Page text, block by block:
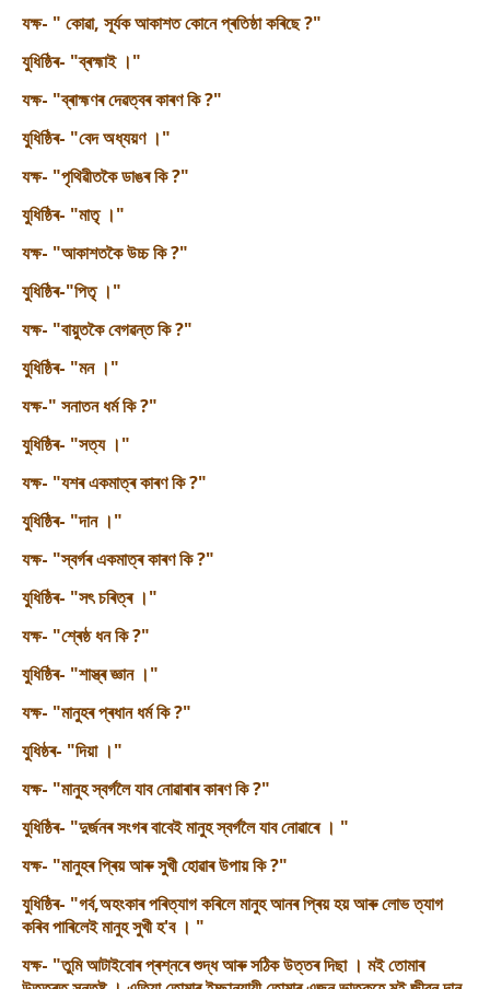
যক্ষ- " কোৱা, সূৰ্যক আকাশত কোনে প্ৰতিষ্ঠা কৰিছে ?"
যুধিষ্ঠিৰ- "ব্ৰহ্মাই ।"
যক্ষ- "ব্ৰাহ্মণৰ দেৱত্বৰ কাৰণ কি ?"
যুধিষ্ঠিৰ- "বেদ অধ্যয়ণ ।"
যক্ষ- "পৃথিৱীতকৈ ডাঙৰ কি ?"
যুধিষ্ঠিৰ- "মাতৃ ।"
যক্ষ- "আকাশতকৈ উচ্চ কি ?"
যুধিষ্ঠিৰ-"পিতৃ ।"
যক্ষ- "বায়ুতকৈ বেগৱন্ত কি ?"
যুধিষ্ঠিৰ- "মন ।"
যক্ষ-" সনাতন ধৰ্ম কি ?"
যুধিষ্ঠিৰ- "সত্য ।"
যক্ষ- "যশৰ একমাত্ৰ কাৰণ কি ?"
যুধিষ্ঠিৰ- "দান ।"
যক্ষ- "স্বৰ্গৰ একমাত্ৰ কাৰণ কি ?"
যুধিষ্ঠিৰ- "সৎ চৰিত্ৰ ।"
যক্ষ- "শ্ৰেষ্ঠ ধন কি ?"
যুধিষ্ঠিৰ- "শাস্ত্ৰ জ্ঞান ।"
যক্ষ- "মানুহৰ প্ৰধান ধৰ্ম কি ?"
যুধিষ্ঠৰ- "দিয়া ।"
যক্ষ- "মানুহ স্বৰ্গলৈ যাব নোৱাৰাৰ কাৰণ কি ?"
যুধিষ্ঠিৰ- "দুৰ্জনৰ সংগৰ বাবেই মানুহ স্বৰ্গলৈ যাব নোৱাৰে । "
যক্ষ- "মানুহৰ প্ৰিয় আৰু সুখী হোৱাৰ উপায় কি ?"
যুধিষ্ঠিৰ- "গৰ্ব,অহংকাৰ পৰিত্যাগ কৰিলে মানুহ আনৰ প্ৰিয় হয় আৰু লোভ ত্যাগ
কৰিব পাৰিলেই মানুহ সুখী হ'ব । "
যক্ষ- "তুমি আটাইবোৰ প্ৰশ্নৰে শুদ্ধ আৰু সঠিক উত্তৰ দিছা । মই তোমাৰ